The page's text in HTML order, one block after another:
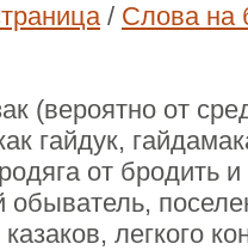
/ Слова на
(вероятно от
гайдук,
от бродить
обыватель,
легкого